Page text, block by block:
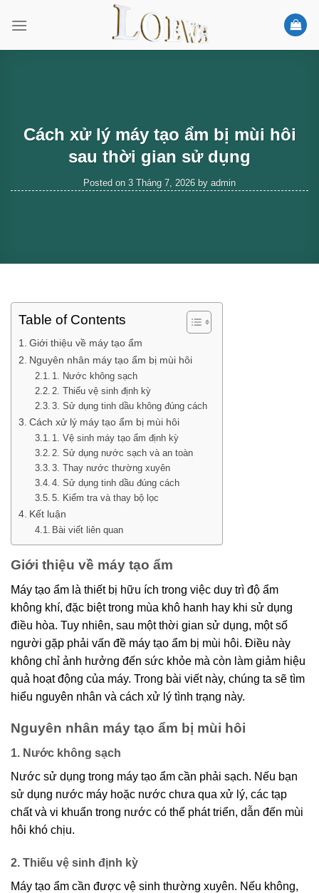
Cách xử lý máy tạo ẩm bị mùi hôi
sau thời gian sử dụng
Posted on 3 Tháng 7, 2026 by admin
Table of Contents
Giới thiệu về máy tạo ẩm
Nguyên nhân máy tạo ẩm bị mùi hôi
1. Nước không sạch
2. Thiếu vệ sinh định kỳ
3. Sử dụng tinh dầu không đúng cách
Cách xử lý máy tạo ẩm bị mùi hôi
1. Vệ sinh máy tạo ẩm định kỳ
2. Sử dụng nước sạch và an toàn
3. Thay nước thường xuyên
4. Sử dụng tinh dầu đúng cách
5. Kiểm tra và thay bộ lọc
Kết luận
Bài viết liên quan
Giới thiệu về máy tạo ẩm
Máy tạo ẩm là thiết bị hữu ích trong việc duy trì độ ẩm
không khí, đặc biệt trong mùa khô hanh hay khi sử dụng
điều hòa. Tuy nhiên, sau một thời gian sử dụng, một số
người gặp phải vấn đề máy tạo ẩm bị mùi hôi. Điều này
không chỉ ảnh hưởng đến sức khỏe mà còn làm giảm hiệu
quả hoạt động của máy. Trong bài viết này, chúng ta sẽ tìm
hiểu nguyên nhân và cách xử lý tình trạng này.
Nguyên nhân máy tạo ẩm bị mùi hôi
1. Nước không sạch
Nước sử dụng trong máy tạo ẩm cần phải sạch. Nếu bạn
sử dụng nước máy hoặc nước chưa qua xử lý, các tạp
chất và vi khuẩn trong nước có thể phát triển, dẫn đến mùi
hôi khó chịu.
2. Thiếu vệ sinh định kỳ
Máy tạo ẩm cần được vệ sinh thường xuyên. Nếu không,